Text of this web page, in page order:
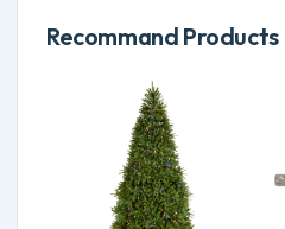
Recommand Products